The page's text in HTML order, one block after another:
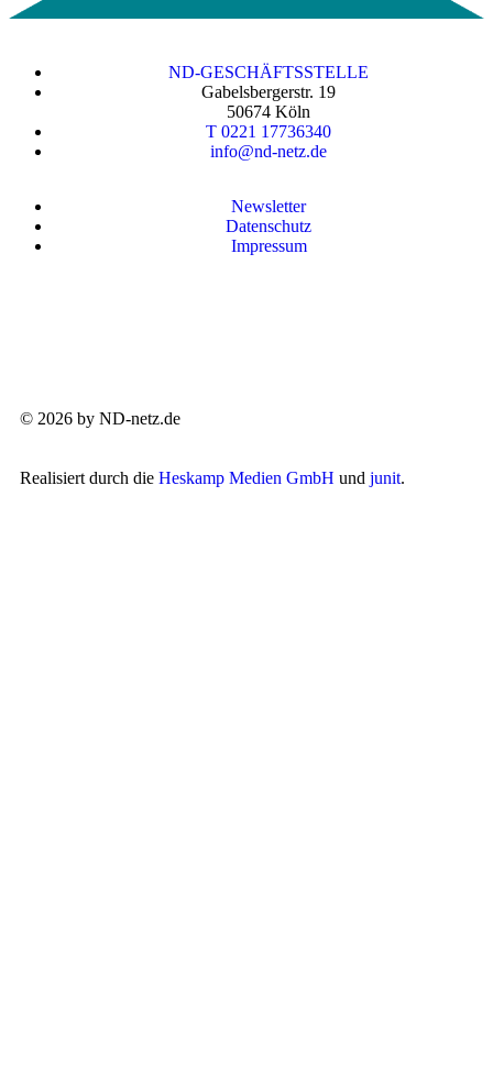
ND-GESCHÄFTSSTELLE
Gabelsbergerstr. 19
50674 Köln
T 0221 17736340
info@nd-netz.de
Newsletter
Datenschutz
Impressum
© 2026 by ND-netz.de
Realisiert durch die Heskamp Medien GmbH und junit.